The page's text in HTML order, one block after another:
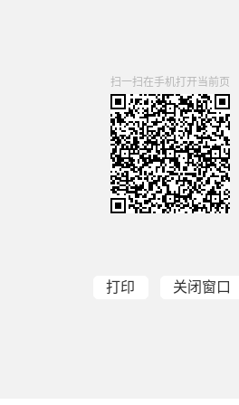
扫一扫在手机打开当前页
打印 关闭窗口